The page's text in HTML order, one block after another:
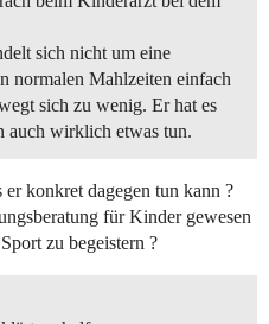
sich nicht um eine
normalen Mahlzeiten einfach
sich zu wenig. Er hat es
auch wirklich etwas tun.
konkret dagegen tun kann ?
für Kinder gewesen
zu begeistern ?